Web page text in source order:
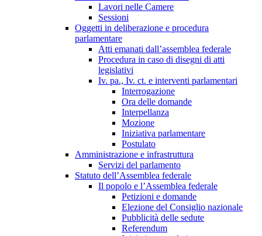
Lavori nelle Camere
Sessioni
Oggetti in deliberazione e procedura
parlamentare
Atti emanati dall’assemblea federale
Procedura in caso di disegni di atti
legislativi
Iv. pa., Iv. ct. e interventi parlamentari
Interrogazione
Ora delle domande
Interpellanza
Mozione
Iniziativa parlamentare
Postulato
Amministrazione e infrastruttura
Servizi del parlamento
Statuto dell’Assemblea federale
Il popolo e l’Assemblea federale
Petizioni e domande
Elezione del Consiglio nazionale
Pubblicità delle sedute
Referendum